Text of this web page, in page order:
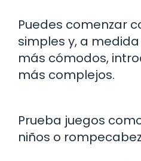
Puedes comenzar
simples y, a
más cómodos,
más complejos.
Prueba juegos
niños o